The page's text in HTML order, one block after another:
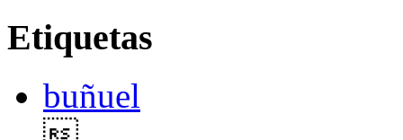
Etiquetas
buñuel